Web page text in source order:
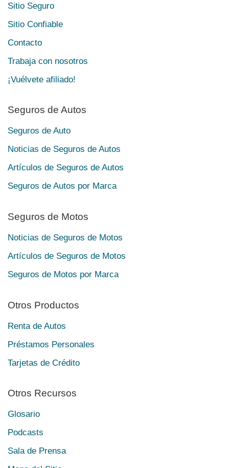
Sitio Seguro
Sitio Confiable
Contacto
Trabaja con nosotros
¡Vuélvete afiliado!
Seguros de Autos
Seguros de Auto
Noticias de Seguros de Autos
Artículos de Seguros de Autos
Seguros de Autos por Marca
Seguros de Motos
Noticias de Seguros de Motos
Artículos de Seguros de Motos
Seguros de Motos por Marca
Otros Productos
Renta de Autos
Préstamos Personales
Tarjetas de Crédito
Otros Recursos
Glosario
Podcasts
Sala de Prensa